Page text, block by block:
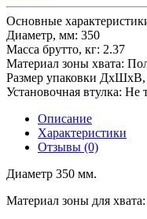
Основные
Диаметр, мм: 350
Масса брутто, кг: 2.37
Материал зоны хвата:
Размер упаковки
Установочная втулка: Не
Описание
Характеристики
Отзывы (0)
Диаметр 350 мм.
Материал зоны для